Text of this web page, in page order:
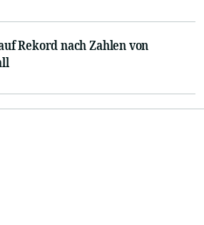
Rekord nach Zahlen von